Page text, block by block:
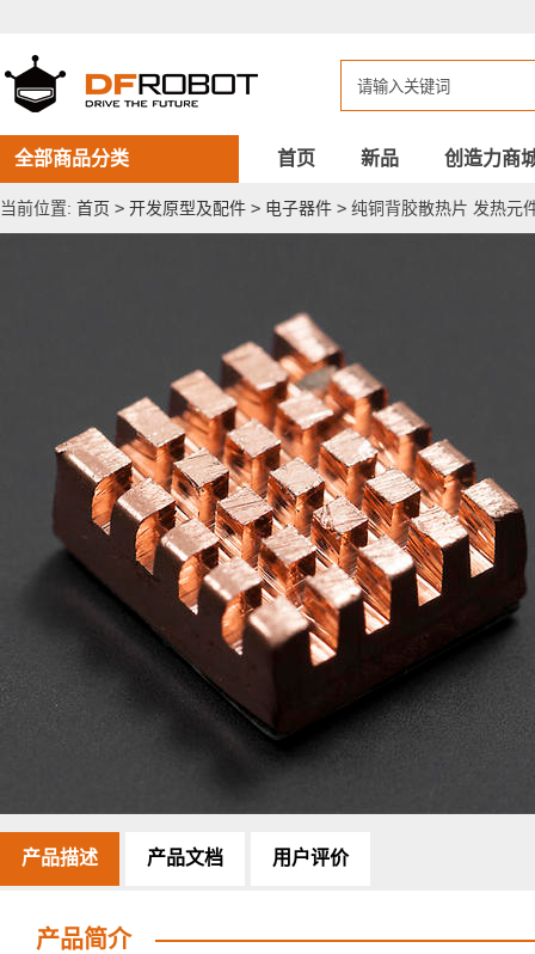
胶
散
热
片
发
热
元
件
全部商品分类 首页 新品 创造力商
当前位置: 首页 > 开发原型及配件 > 电子器件 > 纯铜背胶散热片 发热元
产品描述 产品文档 用户评价
产品简介